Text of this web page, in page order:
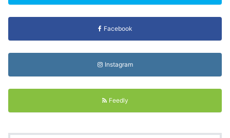
Facebook
Instagram
Feedly